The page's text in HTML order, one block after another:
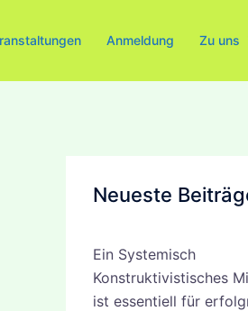
Anmeldung Zu uns
Neueste
Ein Systemisch
Konstruktivistisches
ist essentiell für